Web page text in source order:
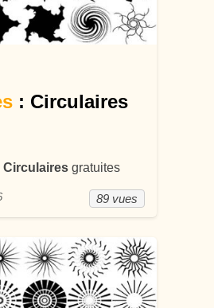
: Circulaires
Circulairesgratuites
89 vues